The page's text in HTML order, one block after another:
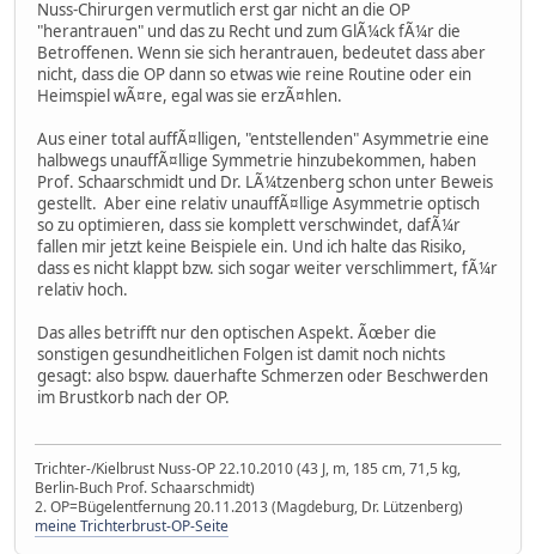
Nuss-Chirurgen vermutlich erst gar nicht an die OP
"herantrauen" und das zu Recht und zum GlÃ¼ck fÃ¼r die
Betroffenen. Wenn sie sich herantrauen, bedeutet dass aber
nicht, dass die OP dann so etwas wie reine Routine oder ein
Heimspiel wÃ¤re, egal was sie erzÃ¤hlen.
Aus einer total auffÃ¤lligen, "entstellenden" Asymmetrie eine
halbwegs unauffÃ¤llige Symmetrie hinzubekommen, haben
Prof. Schaarschmidt und Dr. LÃ¼tzenberg schon unter Beweis
gestellt. Aber eine relativ unauffÃ¤llige Asymmetrie optisch
so zu optimieren, dass sie komplett verschwindet, dafÃ¼r
fallen mir jetzt keine Beispiele ein. Und ich halte das Risiko,
dass es nicht klappt bzw. sich sogar weiter verschlimmert, fÃ¼r
relativ hoch.
Das alles betrifft nur den optischen Aspekt. Ãœber die
sonstigen gesundheitlichen Folgen ist damit noch nichts
gesagt: also bspw. dauerhafte Schmerzen oder Beschwerden
im Brustkorb nach der OP.
Trichter-/Kielbrust Nuss-OP 22.10.2010 (43 J, m, 185 cm, 71,5 kg,
Berlin-Buch Prof. Schaarschmidt)
2. OP=Bügelentfernung 20.11.2013 (Magdeburg, Dr. Lützenberg)
meine Trichterbrust-OP-Seite